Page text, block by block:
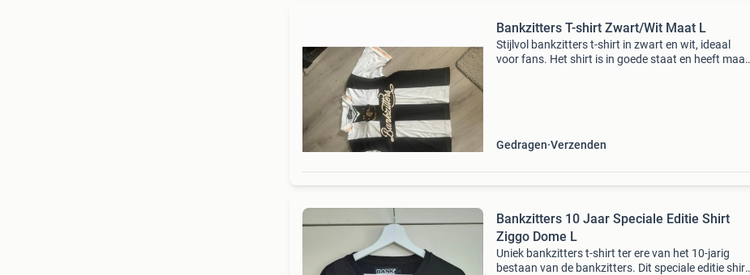
Bankzitters T-shirt Zwart/Wit Maat L
Stijlvol bankzitters t-shirt in zwart en wit, ideaal
voor fans. Het shirt is in goede staat en heeft maat
Gedragen Verzenden
Bankzitters 10 Jaar Speciale Editie Shirt
Ziggo Dome L
Uniek bankzitters t-shirt ter ere van het 10-jarig
bestaan van de bankzitters. Dit speciale editie shirt